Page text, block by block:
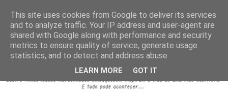
This site uses cookies from Google to deliver its services
and to analyze traffic. Your IP address and user-agent are
shared with Google along with performance and security
metrics to ensure quality of service, generate usage
statistics, and to detect and address abuse.
LEARN MORE GOT IT